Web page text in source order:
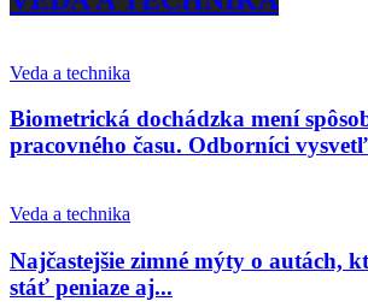
Veda a technika
Biometrická dochádzka mení
pracovného času. Odborníci
Veda a technika
Najčastejšie zimné mýty o autách,
stáť peniaze aj...